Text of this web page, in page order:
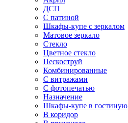
ДСП
С патиной
Шкафы-купе с зеркалом
Матовое зеркало
Стекло
Цветное стекло
Пескоструй
Комбинированные
С витражами
С фотопечатью
Назначение
Шкафы-купе в гостиную
В коридор